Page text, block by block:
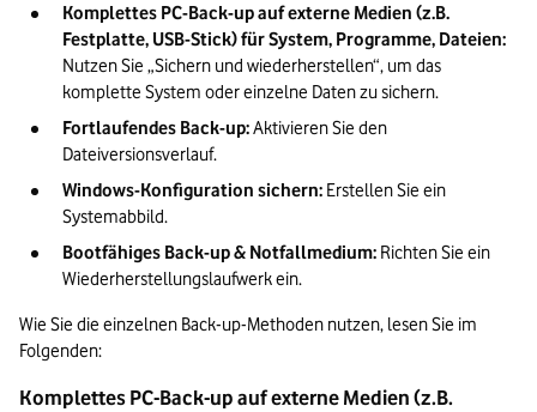
Komplettes PC-Back-up auf externe Medien (z.B.
Festplatte, USB-Stick) für System, Programme, Dateien:
Nutzen Sie „Sichern und wiederherstellen“, um das
komplette System oder einzelne Daten zu sichern.
Fortlaufendes Back-up: Aktivieren Sie den
Dateiversionsverlauf.
Windows-Konfiguration sichern: Erstellen Sie ein
Systemabbild.
Bootfähiges Back-up & Notfallmedium: Richten Sie ein
Wiederherstellungslaufwerk ein.
Wie Sie die einzelnen Back-up-Methoden nutzen, lesen Sie im
Folgenden:
Komplettes PC-Back-up auf externe Medien (z.B.